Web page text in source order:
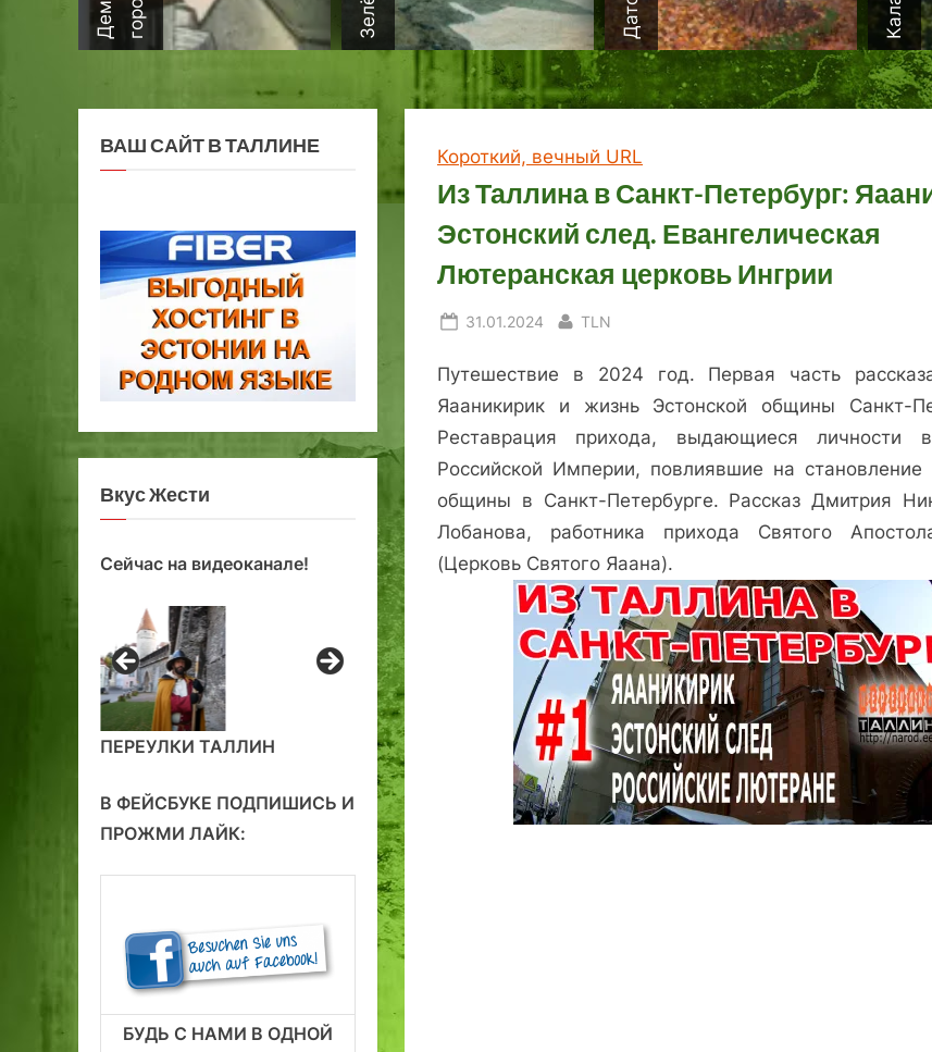
Короткий, вечный URL
Из Таллина в Санкт-Петербург:
Эстонский след. Евангелическая
Лютеранская церковь Ингрии
Posted
31.01.2024 By
TLN
Путешествие в 2024 год. Первая часть
Яааникирик и жизнь Эстонской общины Санкт-
Реставрация прихода, выдающиеся личности
Российской Империи, повлиявшие на становление
общины в Санкт-Петербурге. Рассказ Дмитрия
Лобанова, работника прихода Святого
(Церковь Святого Яаана).
ВАШ САЙТ В ТАЛЛИНЕ
Вкус Жести
Сейчас на видеоканале!
ПЕРЕУЛКИ ТАЛЛИН
В ФЕЙСБУКЕ ПОДПИШИСЬ И
ПРОЖМИ ЛАЙК:
БУДЬ С НАМИ В ОДНОЙ